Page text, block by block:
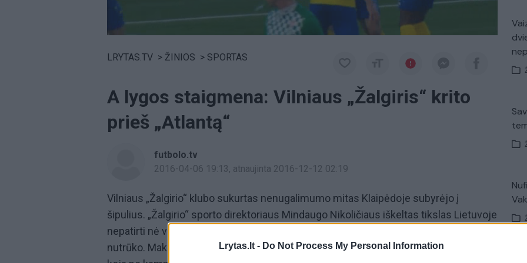
Lrytas.lt - Do Not Process My Personal Information
LRYTAS.TV > ŽINIOS > SPORTAS
A lygos staigmena: Vilniaus „Žalgiris“ krito
prieš „Atlantą“
futbolo.tv
2016-04-06 19:13, atnaujinta 2016-12-12 02:19
Vilniaus „Žalgirio“ klubo sukurtas nenugalimumo mitas Klaipėdoje subyrėjo į
šipulius. „Žalgirio“ sporto direktoriaus Mindaugo Nikoličiaus iškeltas tikslas Lietuvoje
nepatirti nė vieno pralaimėjimo buvo vykdomas penkis turus, bet trečiadienį kelionė
nutrūko. Maksimo Maksimovo (59) smūgis galva ir Kazimiero Gniedojaus (74) taikli